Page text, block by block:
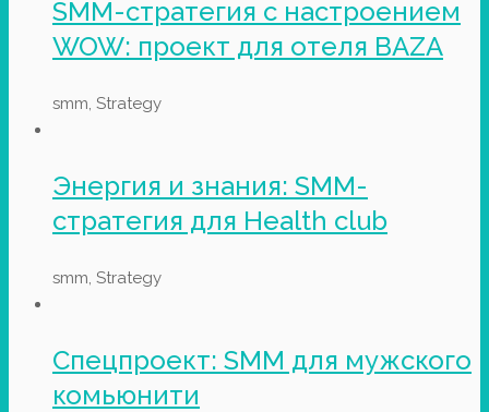
SMM-стратегия с настроением
WOW: проект для отеля BAZA
smm, Strategy
Энергия и знания: SMM-
стратегия для Health club
smm, Strategy
Спецпроект: SMM для мужского
комьюнити